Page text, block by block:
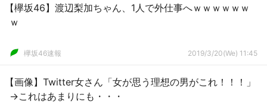
【欅坂46】渡辺梨加ちゃん、1人で外仕事へｗｗｗｗｗｗ
ｗ
欅坂46速報 2019/3/20(We) 11:45
【画像】Twitter女さん「女が思う理想の男がこれ！！！」
→これはあまりにも・・・